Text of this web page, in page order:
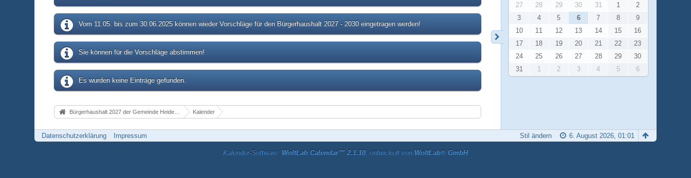
Vom 11.05. bis zum 30.06.2025 können wieder Vorschläge für den Bürgerhaushalt 2027 - 2030 eingetragen werden!
Sie können für die Vorschläge abstimmen!
Es wurden keine Einträge gefunden.
Bürgerhaushalt 2027 der Gemeinde Heidenrod Kalender
27 28 29 30 31 1
2
3
4 5 6 7 8
9
10
11 12 13 14 15
16
17
18 19 20 21 22
23
24
25 26 27 28 29
30
31
1 2 3 4 5 6
Datenschutzerklärung Impressum 6. August 2026, 01:01
Stil ändern
Kalender-Software: WoltLab Calendar™ 2.1.10, entwickelt von WoltLab® GmbH